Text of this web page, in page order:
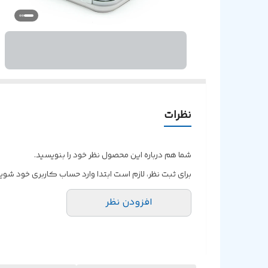
نظرات
شما هم درباره این محصول نظر خود را بنویسید.
برای ثبت نظر، لازم است ابتدا وارد حساب کاربری خود
افزودن نظر